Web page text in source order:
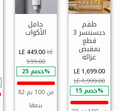
طقم
ديسبنسر 3
قطع
بمقبض
غزالة
LE 1,699.00
LE 1,999.00
خصم 15%
حامل
الأكواب
LE 449.00LE
599.00
خصم 25%
82 من 100 تم
بيعها